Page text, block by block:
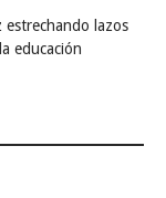
lazos
educación